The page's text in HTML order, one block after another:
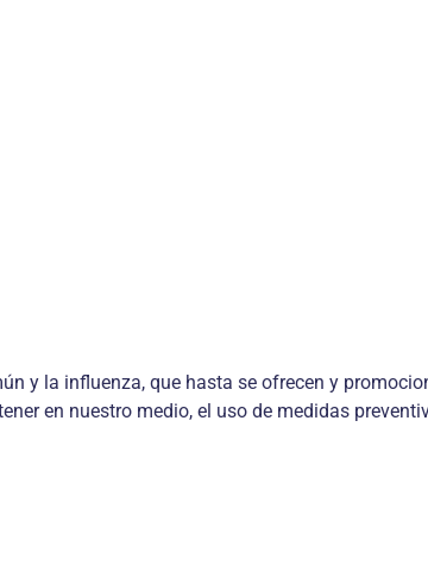
y la influenza, que hasta se ofrecen y
en nuestro medio, el uso de medidas